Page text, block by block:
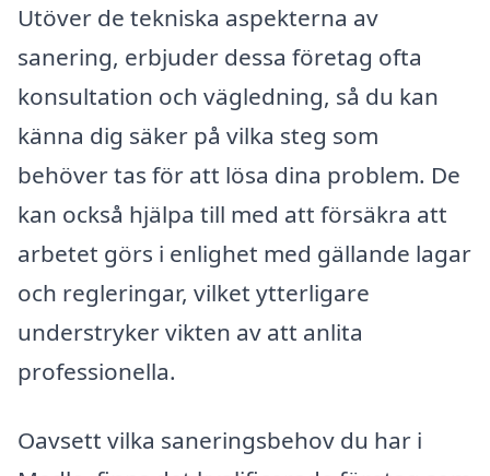
Utöver de tekniska aspekterna av
sanering, erbjuder dessa företag ofta
konsultation och vägledning, så du kan
känna dig säker på vilka steg som
behöver tas för att lösa dina problem. De
kan också hjälpa till med att försäkra att
arbetet görs i enlighet med gällande lagar
och regleringar, vilket ytterligare
understryker vikten av att anlita
professionella.
Oavsett vilka saneringsbehov du har i